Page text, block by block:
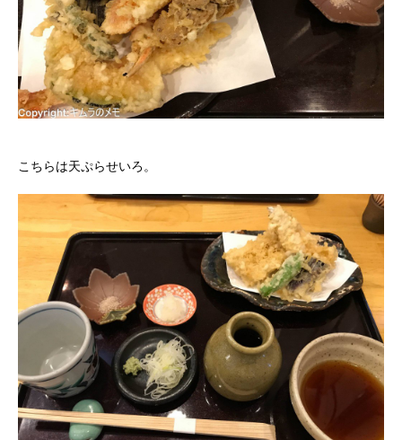
こちらは天ぷらせいろ。